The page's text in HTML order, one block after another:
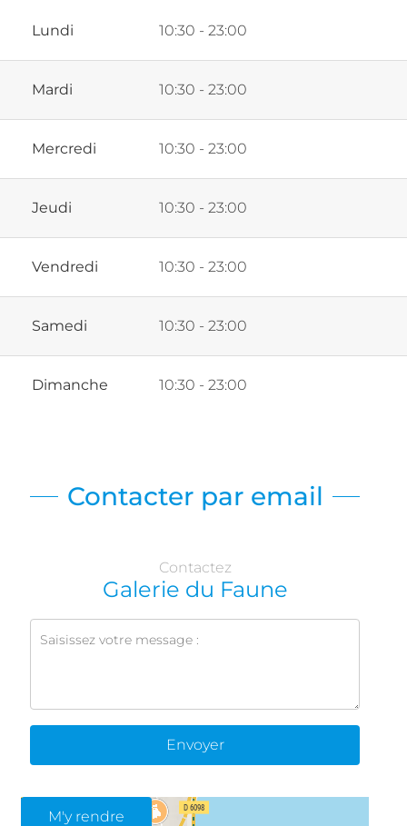
Lundi 10:30 - 23:00
Mardi 10:30 - 23:00
Mercredi 10:30 - 23:00
Jeudi 10:30 - 23:00
Vendredi 10:30 - 23:00
Samedi 10:30 - 23:00
Dimanche 10:30 - 23:00
Contacter par email
Contactez
Galerie du Faune
Envoyer
M'y rendre